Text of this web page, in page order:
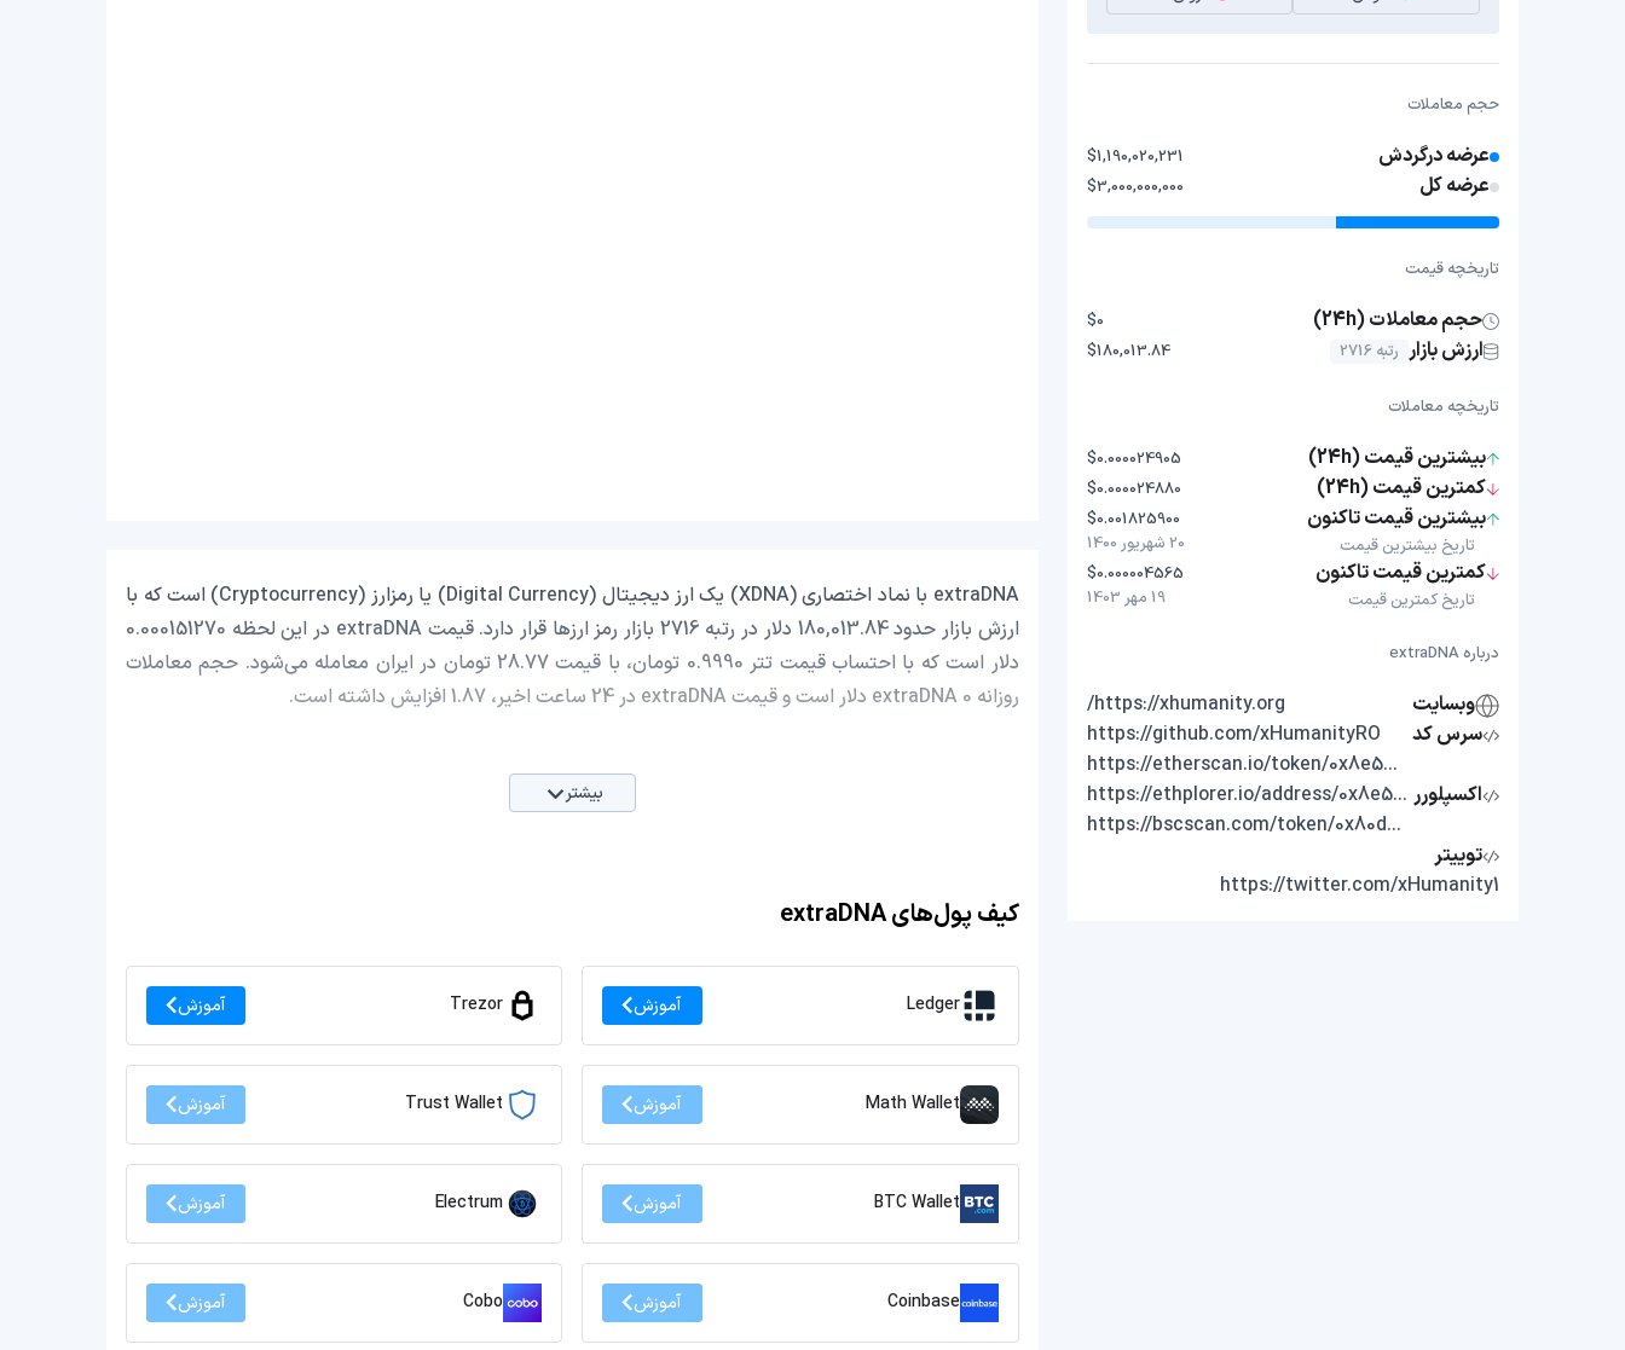
حجم معاملات
عرضه درگردش $1,190,020,231
عرضه کل $3,000,000,000
تاریخچه قیمت
حجم معاملات (24h) $0
ارزش بازار رتبه 2716 $180,013.84
تاریخچه معاملات
بیشترین قیمت (24h) $0.000024905
کمترین قیمت (24h) $0.000024880
بیشترین قیمت تاکنون
تاریخ بیشترین قیمت
$0.001825900
20 شهریور 1400
کمترین قیمت تاکنون
تاریخ کمترین قیمت
$0.000004565
19 مهر 1403
درباره extraDNA
وبسایت
https://xhumanity.org/
سرس کد
https://github.com/xHumanityRO
اکسپلورر
https://etherscan.io/token/0x8e57c27761EBBd381b0f9d09Bb92CeB51a358AbB
https://ethplorer.io/address/0x8e57c27761EBBd381b0f9d09Bb92CeB51a358AbB
https://bscscan.com/token/0x80dbA9C32b7aB5445e482387A5522e24C0Ba4C24
توییتر
https://twitter.com/xHumanity1
extraDNA با نماد اختصاری (XDNA) یک ارز دیجیتال (Digital Currency) یا رمزارز (Cryptocurrency) است که با
ارزش بازار حدود 180,013.84 دلار در رتبه 2716 بازار رمز ارزها قرار دارد. قیمت extraDNA در این لحظه 0.000151270
دلار است که با احتساب قیمت تتر 0.9990 تومان، با قیمت 28.77 تومان در ایران معامله می‌شود. حجم معاملات
روزانه extraDNA 0 دلار است و قیمت extraDNA در 24 ساعت اخیر، 1.87 افزایش داشته است.
بیشتر
کیف پول‌های extraDNA
Ledger آموزش Trezor آموزش
Math Wallet آموزش Trust Wallet آموزش
BTC Wallet آموزش Electrum آموزش
Coinbase آموزش Cobo آموزش